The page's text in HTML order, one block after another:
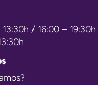
/ 16:00 – 19:30h